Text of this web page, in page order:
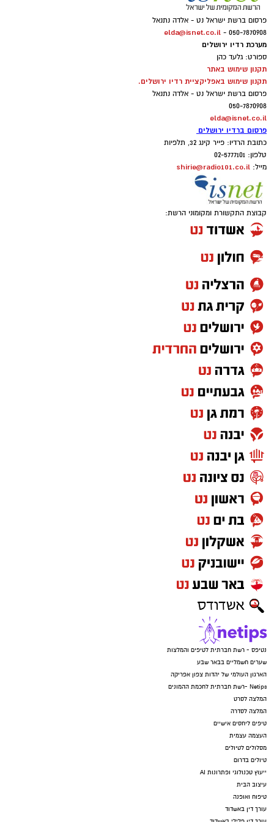
פרסום ברשת ישראל נט - אלדה נתנאל
050-7870908 -
elda@isnet.co.il
מערכת רדיו ירושלים
ספורט: גלעד כהן
תקנון שימוש באתר
תקנון שימוש באפליקציית רדיו ירושלים.
פרסום ברשת ישראל נט - אלדה נתנאל
050-7870908
elda@isnet.co.il
פרסום ברדיו ירושלים
כתובת הרדיו: פייר קינג 32, תלפיות
טלפון: 02-5777101
מייל: shirie@radio101.co.il
קבוצת התקשורת ומקומוני הרשת:
נטיפס - רשת חברתית לטיפים והמלצות
שערים חשמליים בבאר שבע
הארגון העולמי של יהדות צפון אפריקה
Netips -רשת חברתית לחכמת ההמונים
המלצה לסרט
המלצה לסדרה
טיפים ליחסים אישיים
העצמה עצמית
מסלולים לטיולים
טיולים בדרום
ייעוץ טכנולוגי ופתרונות AI
עיצוב הבית
טיפוח ואופנה
עורך דין באשדוד